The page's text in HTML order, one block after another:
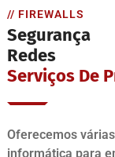
// FIREWALLS
Segurança
Redes
Serviços De
Oferecemos
informática para